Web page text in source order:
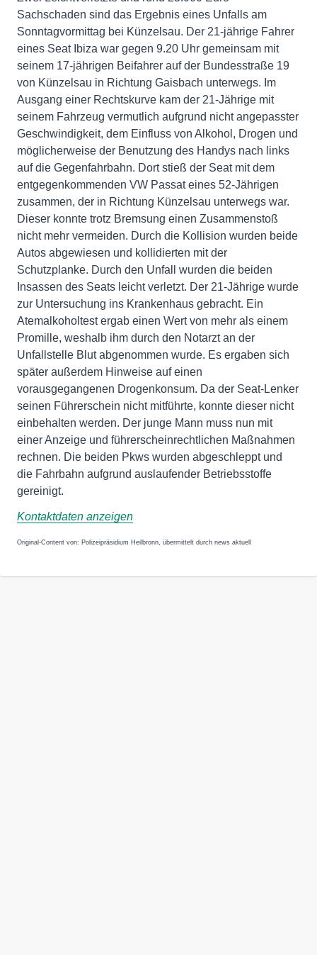
Sachschaden sind das Ergebnis eines Unfalls am
Sonntagvormittag bei Künzelsau. Der 21-jährige Fahrer
eines Seat Ibiza war gegen 9.20 Uhr gemeinsam mit
seinem 17-jährigen Beifahrer auf der Bundesstraße 19
von Künzelsau in Richtung Gaisbach unterwegs. Im
Ausgang einer Rechtskurve kam der 21-Jährige mit
seinem Fahrzeug vermutlich aufgrund nicht angepasster
Geschwindigkeit, dem Einfluss von Alkohol, Drogen und
möglicherweise der Benutzung des Handys nach links
auf die Gegenfahrbahn. Dort stieß der Seat mit dem
entgegenkommenden VW Passat eines 52-Jährigen
zusammen, der in Richtung Künzelsau unterwegs war.
Dieser konnte trotz Bremsung einen Zusammenstoß
nicht mehr vermeiden. Durch die Kollision wurden beide
Autos abgewiesen und kollidierten mit der
Schutzplanke. Durch den Unfall wurden die beiden
Insassen des Seats leicht verletzt. Der 21-Jährige wurde
zur Untersuchung ins Krankenhaus gebracht. Ein
Atemalkoholtest ergab einen Wert von mehr als einem
Promille, weshalb ihm durch den Notarzt an der
Unfallstelle Blut abgenommen wurde. Es ergaben sich
später außerdem Hinweise auf einen
vorausgegangenen Drogenkonsum. Da der Seat-Lenker
seinen Führerschein nicht mitführte, konnte dieser nicht
einbehalten werden. Der junge Mann muss nun mit
einer Anzeige und führerscheinrechtlichen Maßnahmen
rechnen. Die beiden Pkws wurden abgeschleppt und
die Fahrbahn aufgrund auslaufender Betriebsstoffe
gereinigt.
Kontaktdaten anzeigen
Original-Content von: Polizeipräsidium Heilbronn, übermittelt durch news aktuell